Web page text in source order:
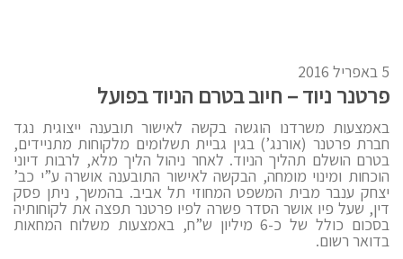
5 באפריל 2016
פרטנר ניוד – חיוב בטרם הניוד בפועל
באמצעות משרדנו הוגשה בקשה לאישור תובענה ייצוגית נגד
חברת פרטנר (אורנג’) בגין גביית תשלומים מלקוחות מתניידים,
בטרם הושלם תהליך הניוד. לאחר ניהול הליך מלא, לרבות דיוני
הוכחות ומינוי מומחה, הבקשה לאישור התובענה אושרה ע”י כב’
יצחק ענבר מבית המשפט המחוזי תל אביב. בהמשך, ניתן פסק
דין, שעל פיו אושר הסדר פשרה לפיו פרטנר תפצה את לקוחותיה
בסכום כולל של כ-6 מיליון ש”ח, באמצעות משלוח המחאות
בדואר רשום.